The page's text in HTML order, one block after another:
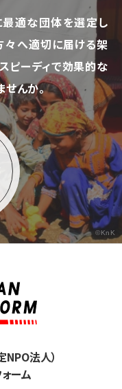
最適な団体を選定し
へ適切に届ける架
ピーディで効果的な
んか。
©KnK
法人）
ーム